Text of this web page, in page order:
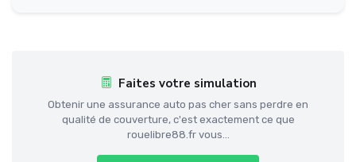
Faites votre simulation
Obtenir une assurance auto pas cher sans perdre en
qualité de couverture, c'est exactement ce que
rouelibre88.fr vous...